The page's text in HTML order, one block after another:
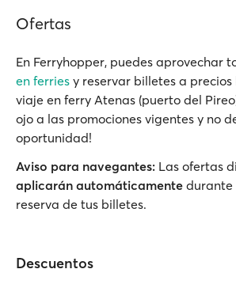
Ofertas
En Ferryhopper, puedes aprovechar
en ferries y reservar billetes a
viaje en ferry Atenas (puerto del
ojo a las promociones vigentes y no
oportunidad!
Aviso para navegantes: Las ofertas
aplicarán automáticamente durante
reserva de tus billetes.
Descuentos